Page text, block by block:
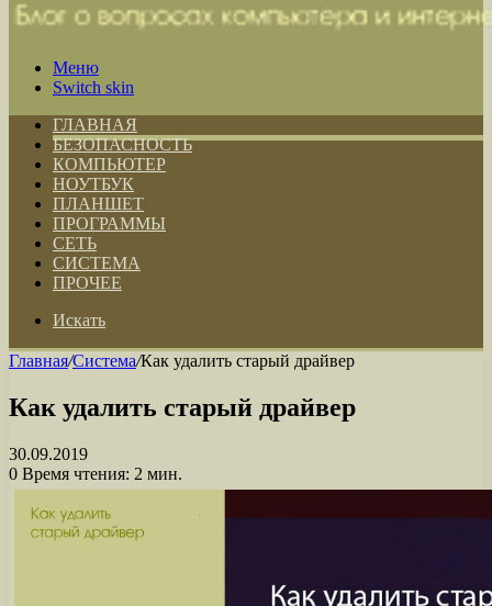
Меню
Switch skin
ГЛАВНАЯ
БЕЗОПАСНОСТЬ
КОМПЬЮТЕР
НОУТБУК
ПЛАНШЕТ
ПРОГРАММЫ
СЕТЬ
СИСТЕМА
ПРОЧЕЕ
Искать
Главная/Система/Как удалить старый драйвер
Как удалить старый драйвер
30.09.2019
0 Время чтения: 2 мин.